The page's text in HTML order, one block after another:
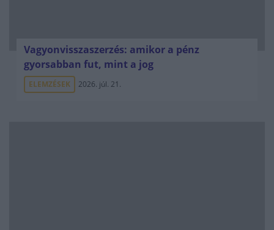
Vagyonvisszaszerzés: amikor a pénz
gyorsabban fut, mint a jog
ELEMZÉSEK 2026. júl. 21.